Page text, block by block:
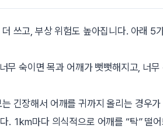
쓰고, 부상 위험도 높아집니다. 아래 5
숙이면 목과 어깨가 뻣뻣해지고, 너무
긴장해서 어깨를 귀까지 올리는 경우
. 1km마다 의식적으로 어깨를 “탁” 떨